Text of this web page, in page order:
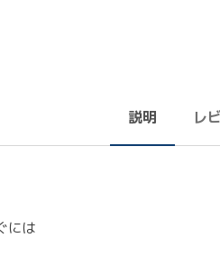
説明 レ
には